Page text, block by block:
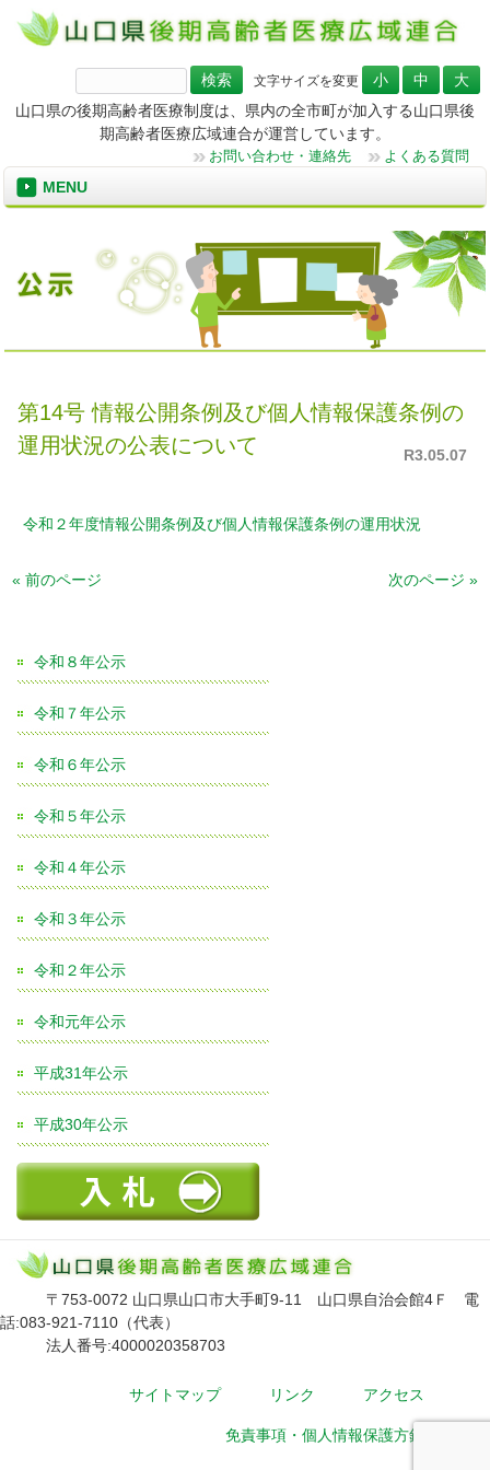
文字サイズを変更
検
索:
山口県の後期高齢者医療制度は、県内の全市町が加入する山口県後
期高齢者医療広域連合が運営しています。
お問い合わせ・連絡先 よくある質問
MENU
第14号 情報公開条例及び個人情報保護条例の
運用状況の公表について
R3.05.07
令和２年度情報公開条例及び個人情報保護条例の運用状況
« 前のページ 次のページ »
令和８年公示
令和７年公示
令和６年公示
令和５年公示
令和４年公示
令和３年公示
令和２年公示
令和元年公示
平成31年公示
平成30年公示
〒753-0072 山口県山口市大手町9-11 山口県自治会館4Ｆ 電
話:083-921-7110（代表）
法人番号:4000020358703
サイトマップ リンク アクセス
免責事項・個人情報保護方針